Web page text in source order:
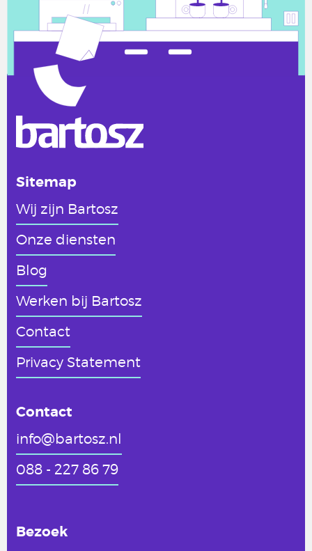
Sitemap
Wij zijn Bartosz
Onze diensten
Blog
Werken bij Bartosz
Contact
Privacy Statement
Contact
info@bartosz.nl
088 - 227 86 79
Bezoek